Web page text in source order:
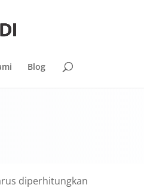
Blog
diperhitungkan